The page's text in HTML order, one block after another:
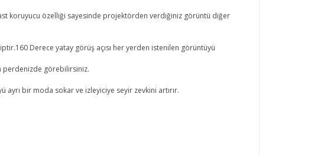
koruyucu özelliği sayesinde projektörden verdiğiniz görüntü diğer
Derece yatay görüş açısı her yerden istenilen görüntüyü
perdenizde görebilirsiniz.
ayrı bir moda sokar ve izleyiciye seyir zevkini artırır.